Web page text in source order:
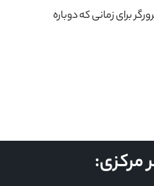
برای زمانی که دوباره
مرکزی: